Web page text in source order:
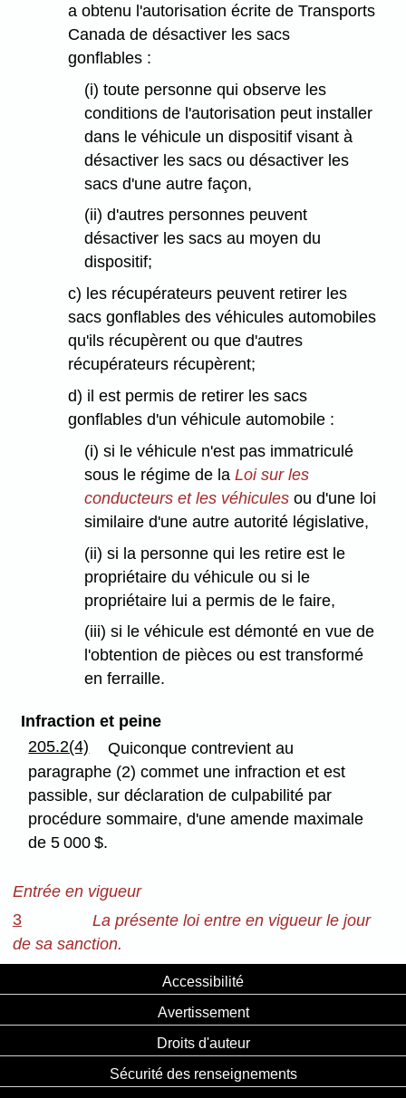
a obtenu l'autorisation écrite de Transports
Canada de désactiver les sacs
gonflables :
(i) toute personne qui observe les
conditions de l'autorisation peut installer
dans le véhicule un dispositif visant à
désactiver les sacs ou désactiver les
sacs d'une autre façon,
(ii) d'autres personnes peuvent
désactiver les sacs au moyen du
dispositif;
c) les récupérateurs peuvent retirer les
sacs gonflables des véhicules automobiles
qu'ils récupèrent ou que d'autres
récupérateurs récupèrent;
d) il est permis de retirer les sacs
gonflables d'un véhicule automobile :
(i) si le véhicule n'est pas immatriculé
sous le régime de la Loi sur les
conducteurs et les véhiculesou d'une loi
similaire d'une autre autorité législative,
(ii) si la personne qui les retire est le
propriétaire du véhicule ou si le
propriétaire lui a permis de le faire,
(iii) si le véhicule est démonté en vue de
l'obtention de pièces ou est transformé
en ferraille.
Infraction et peine
205.2(4)
Quiconque contrevient au
paragraphe (2) commet une infraction et est
passible, sur déclaration de culpabilité par
procédure sommaire, d'une amende maximale
de 5 000 $.
Entrée en vigueur
3
La présente loi entre en vigueur le jour
de sa sanction.
Accessibilité
Avertissement
Droits d'auteur
Sécurité des renseignements